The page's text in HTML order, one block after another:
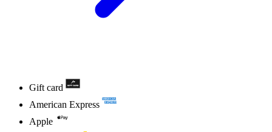
Gift card
American Express
Apple